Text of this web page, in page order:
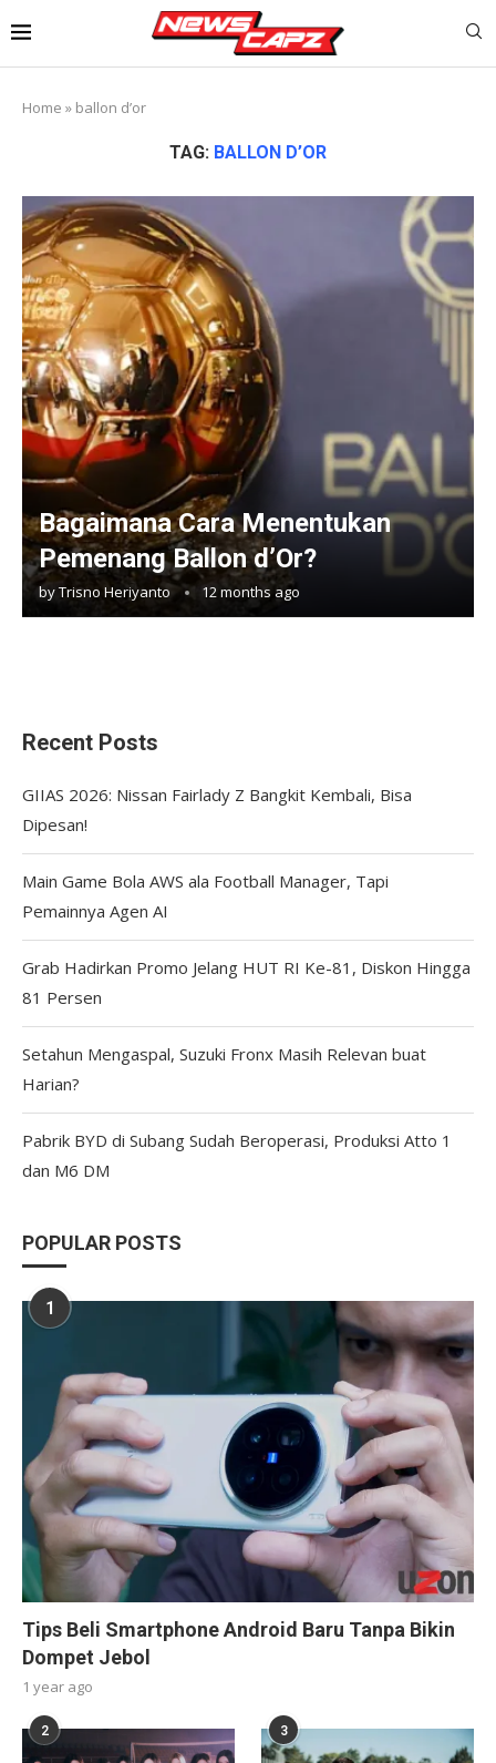
Home » ballon d’or
TAG: BALLON D’OR
Bagaimana Cara Menentukan
Pemenang Ballon d’Or?
byTrisno Heriyanto 12 months ago
Recent Posts
GIIAS 2026: Nissan Fairlady Z Bangkit Kembali, Bisa
Dipesan!
Main Game Bola AWS ala Football Manager, Tapi
Pemainnya Agen AI
Grab Hadirkan Promo Jelang HUT RI Ke-81, Diskon Hingga
81 Persen
Setahun Mengaspal, Suzuki Fronx Masih Relevan buat
Harian?
Pabrik BYD di Subang Sudah Beroperasi, Produksi Atto 1
dan M6 DM
POPULAR POSTS
1
Tips Beli Smartphone Android Baru Tanpa Bikin
Dompet Jebol
1 year ago
2 3